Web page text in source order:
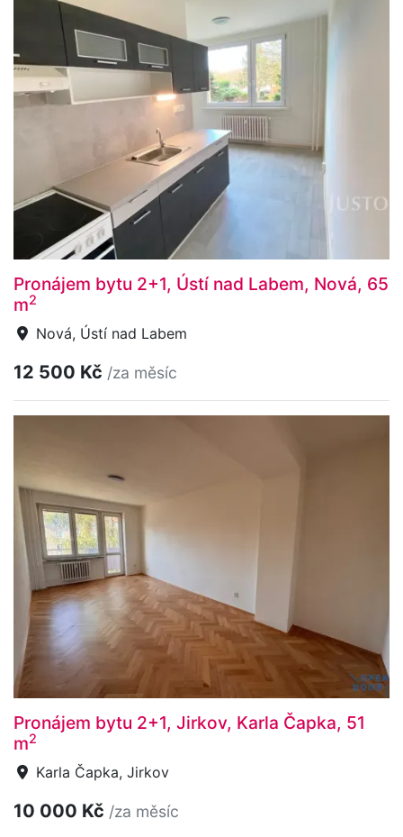
Pronájem bytu 2+1, Ústí nad Labem, Nová, 65
m2
Nová, Ústí nad Labem
12 500 Kč /za měsíc
Pronájem bytu 2+1, Jirkov, Karla Čapka, 51
m2
Karla Čapka, Jirkov
10 000 Kč /za měsíc